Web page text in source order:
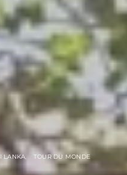
LANKA TOUR DU MONDE